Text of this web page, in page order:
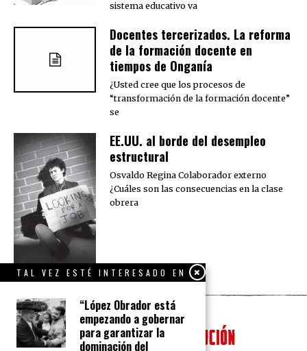
sistema educativo va
Docentes tercerizados. La reforma
de la formación docente en
tiempos de Onganía
¿Usted cree que los procesos de
“transformación de la formación docente”
se
EE.UU. al borde del desempleo
estructural
Osvaldo Regina Colaborador externo
¿Cuáles son las consecuencias en la clase
obrera
TAL VEZ ESTÉ INTERESADO EN
“López Obrador está
empezando a gobernar
para garantizar la
dominación del